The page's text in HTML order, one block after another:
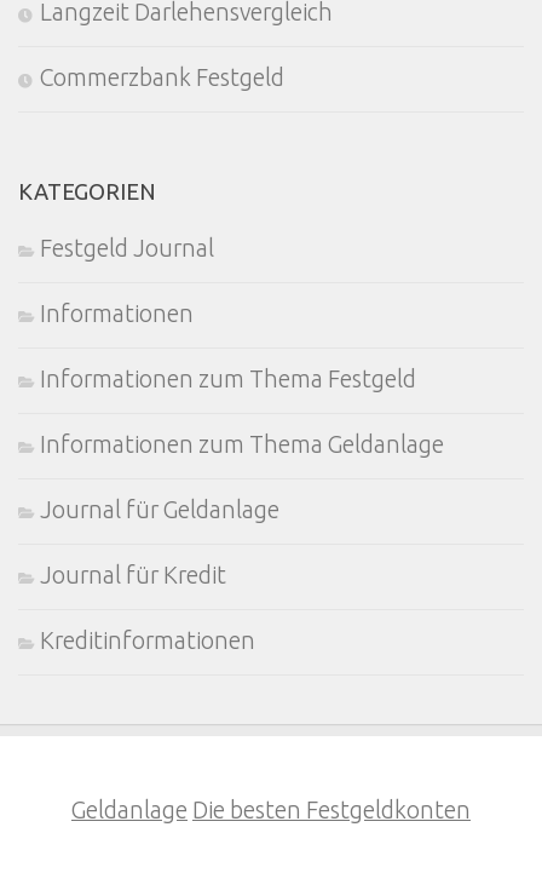
Langzeit Darlehensvergleich
Commerzbank Festgeld
KATEGORIEN
Festgeld Journal
Informationen
Informationen zum Thema Festgeld
Informationen zum Thema Geldanlage
Journal für Geldanlage
Journal für Kredit
Kreditinformationen
Geldanlage Die besten Festgeldkonten